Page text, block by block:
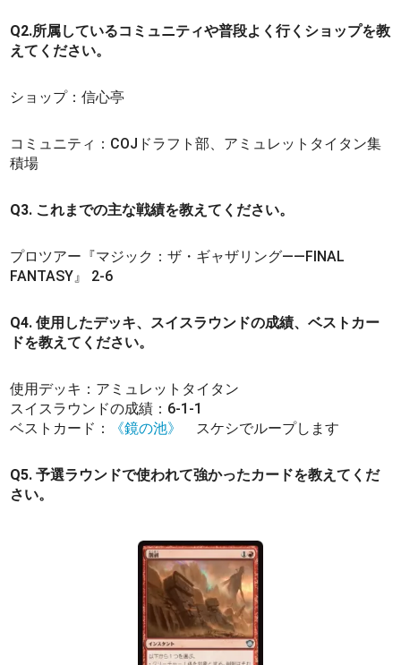
Q2.所属しているコミュニティや普段よく行くショップを教
えてください。
ショップ：信心亭
コミュニティ：COJドラフト部、アミュレットタイタン集
積場
Q3. これまでの主な戦績を教えてください。
プロツアー『マジック：ザ・ギャザリング——FINAL
FANTASY』 2-6
Q4. 使用したデッキ、スイスラウンドの成績、ベストカー
ドを教えてください。
使用デッキ：アミュレットタイタン
スイスラウンドの成績：6-1-1
ベストカード：
《鏡の池》 スケシでループします
Q5. 予選ラウンドで使われて強かったカードを教えてくだ
さい。